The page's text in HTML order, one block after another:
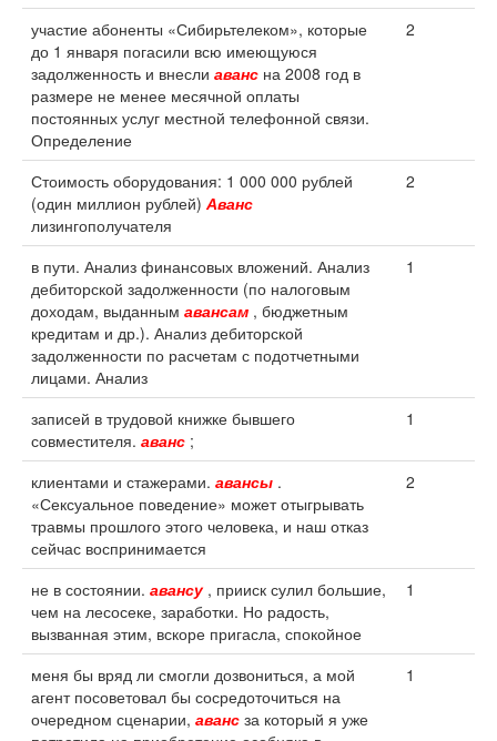
участие абоненты «Сибирьтелеком», которые
до 1 января погасили всю имеющуюся
задолженность и внесли аванс на 2008 год в
размере не менее месячной оплаты
постоянных услуг местной телефонной связи.
Определение
2
Стоимость оборудования: 1 000 000 рублей
(один миллион рублей) Аванс
лизингополучателя
2
в пути. Анализ финансовых вложений. Анализ
дебиторской задолженности (по налоговым
доходам, выданным авансам , бюджетным
кредитам и др.). Анализ дебиторской
задолженности по расчетам с подотчетными
лицами. Анализ
1
записей в трудовой книжке бывшего
совместителя. аванс ;
1
клиентами и стажерами. авансы .
«Сексуальное поведение» может отыгрывать
травмы прошлого этого человека, и наш отказ
сейчас воспринимается
2
не в состоянии. авансу, прииск сулил большие,
чем на лесосеке, заработки. Но радость,
вызванная этим, вскоре пригасла, спокойное
1
меня бы вряд ли смогли дозвониться, а мой
агент посоветовал бы сосредоточиться на
очередном сценарии, аванс за который я уже
1